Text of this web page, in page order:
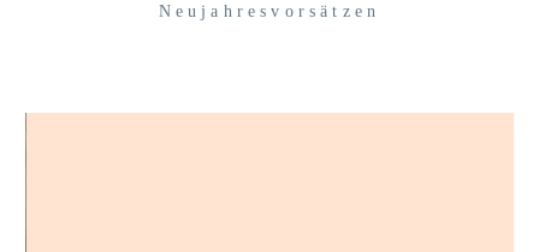
Neujahresvorsätzen